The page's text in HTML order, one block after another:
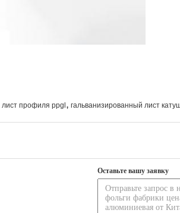
лист профиля ppgl , гальванизированный лист
Оставьте вашу заявку